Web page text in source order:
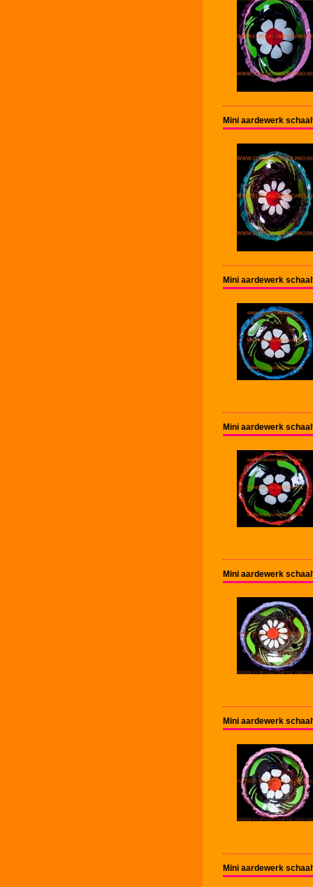
Mini aardewerk
Mini aardewerk
Mini aardewerk
Mini aardewerk
Mini aardewerk
Mini aardewerk